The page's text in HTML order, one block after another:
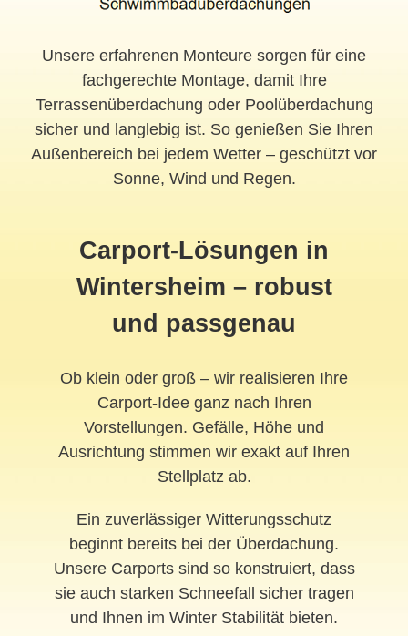
Unsere erfahrenen Monteure sorgen für eine
fachgerechte Montage, damit Ihre
Terrassenüberdachung oder Poolüberdachung
sicher und langlebig ist. So genießen Sie Ihren
Außenbereich bei jedem Wetter – geschützt vor
Sonne, Wind und Regen.
Carport-Lösungen in
Wintersheim – robust
und passgenau
Ob klein oder groß – wir realisieren Ihre
Carport-Idee ganz nach Ihren
Vorstellungen. Gefälle, Höhe und
Ausrichtung stimmen wir exakt auf Ihren
Stellplatz ab.
Ein zuverlässiger Witterungsschutz
beginnt bereits bei der Überdachung.
Unsere Carports sind so konstruiert, dass
sie auch starken Schneefall sicher tragen
und Ihnen im Winter Stabilität bieten.